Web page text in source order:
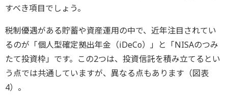
すべき項目でしょう。
税制優遇がある貯蓄や資産運用の中で、近年注目されてい
るのが「個人型確定拠出年金（iDeCo）」と「NISAのつみ
たて投資枠」です。この2つは、投資信託を積み立てるとい
う点では共通していますが、異なる点もあります（図表
4）。